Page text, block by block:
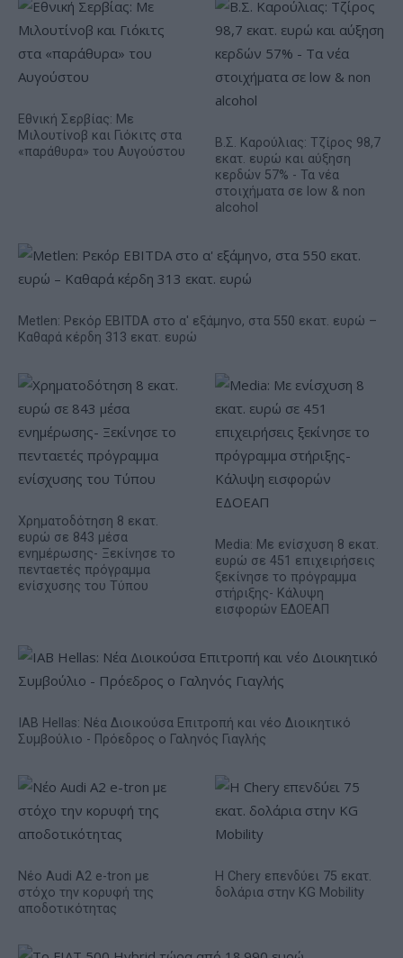
Εθνική Σερβίας: Με
Μιλουτίνοβ και Γιόκιτς στα
«παράθυρα» του Αυγούστου
Β.Σ. Καρούλιας: Τζίρος 98,7
εκατ. ευρώ και αύξηση
κερδών 57% - Τα νέα
στοιχήματα σε low & non
alcohol
Metlen: Ρεκόρ EBITDA στο α' εξάμηνο, στα 550 εκατ. ευρώ –
Καθαρά κέρδη 313 εκατ. ευρώ
Χρηματοδότηση 8 εκατ.
ευρώ σε 843 μέσα
ενημέρωσης- Ξεκίνησε το
πενταετές πρόγραμμα
ενίσχυσης του Τύπου
Media: Με ενίσχυση 8 εκατ.
ευρώ σε 451 επιχειρήσεις
ξεκίνησε το πρόγραμμα
στήριξης- Κάλυψη
εισφορών ΕΔΟΕΑΠ
IAB Hellas: Νέα Διοικούσα Επιτροπή και νέο Διοικητικό
Συμβούλιο - Πρόεδρος ο Γαληνός Γιαγλής
Νέο Audi A2 e-tron με
στόχο την κορυφή της
αποδοτικότητας
Η Chery επενδύει 75 εκατ.
δολάρια στην KG Mobility